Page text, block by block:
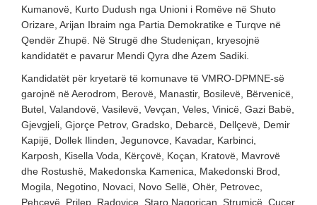
Kumanovë, Kurto Dudush nga Unioni i Romëve në Shuto
Orizare, Arijan Ibraim nga Partia Demokratike e Turqve në
Qendër Zhupë. Në Strugë dhe Studeniçan, kryesojnë
kandidatët e pavarur Mendi Qyra dhe Azem Sadiki.
Kandidatët për kryetarë të komunave të VMRO-DPMNE-së
garojnë në Aerodrom, Berovë, Manastir, Bosilevë, Bërvenicë,
Butel, Valandovë, Vasilevë, Vevçan, Veles, Vinicë, Gazi Babë,
Gjevgjeli, Gjorçe Petrov, Gradsko, Debarcë, Dellçevë, Demir
Kapijë, Dollek Ilinden, Jegunovce, Kavadar, Karbinci,
Karposh, Kisella Voda, Kërçovë, Koçan, Kratovë, Mavrovë
dhe Rostushë, Makedonska Kamenica, Makedonski Brod,
Mogila, Negotino, Novaci, Novo Sellë, Ohër, Petrovec,
Pehçevë, Prilep, Radoviçe, Staro Nagoriçan, Strumicë, Çucer